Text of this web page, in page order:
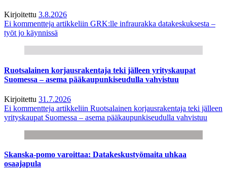
Kirjoitettu 3.8.2026
Ei kommentteja artikkeliin GRK:lle infraurakka datakeskuksesta –
työt jo käynnissä
Ruotsalainen korjausrakentaja teki jälleen yrityskaupat
Suomessa – asema pääkaupunkiseudulla vahvistuu
Kirjoitettu 31.7.2026
Ei kommentteja artikkeliin Ruotsalainen korjausrakentaja teki jälleen
yrityskaupat Suomessa – asema pääkaupunkiseudulla vahvistuu
Skanska-pomo varoittaa: Datakeskustyömaita uhkaa
osaajapula